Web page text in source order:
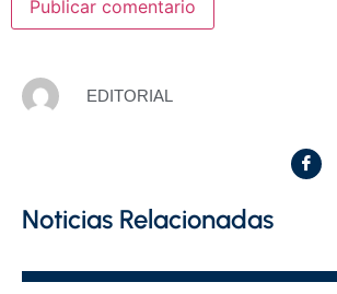
EDITORIAL
Noticias Relacionadas